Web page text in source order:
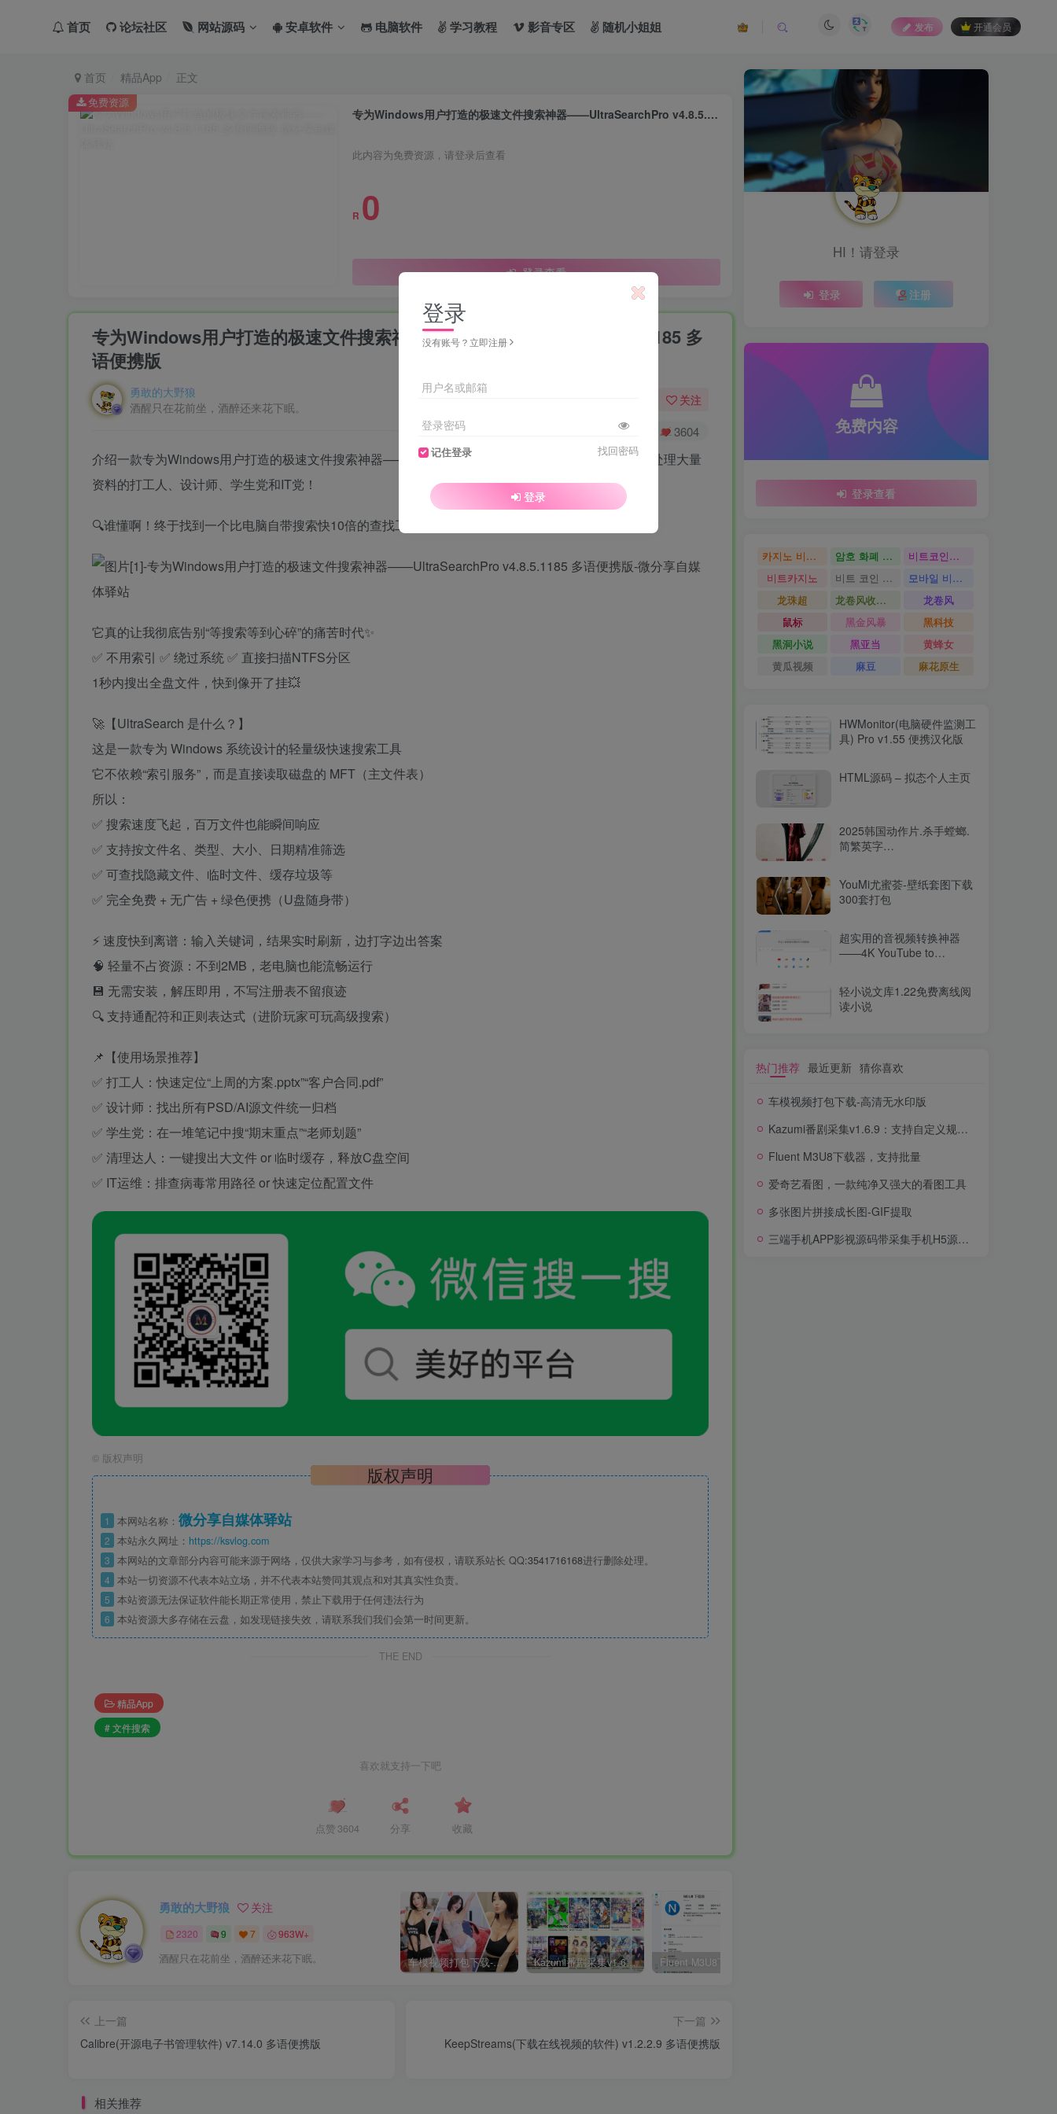
首页 论坛社区 网站源码 安卓软件 电脑软件 学习教程 影音专区 随机小姐姐 发布 开通会员
首页 精品App 正文
专为Windows用户打造的极速文件搜索神器——UltraSearchPro v4.8.5.1185 多语便携版
此内容为免费资源，请登录后查看
R 0
登录查看
免费资源
专为Windows用户打造的极速文件搜索神器——UltraSearchPro v4.8.5.1185 多
语便携版
勇敢的大野狼
酒醒只在花前坐，酒醉还来花下眠。
关注
8551 3604
介绍一款专为Windows用户打造的极速文件搜索神器——UltraSearch，适合经常找文件、清理磁盘、处理大量
资料的打工人、设计师、学生党和IT党！
🔍谁懂啊！终于找到一个比电脑自带搜索快10倍的查找工具了‼️
它真的让我彻底告别“等搜索等到心碎”的痛苦时代✨
✅ 不用索引 ✅ 绕过系统 ✅ 直接扫描NTFS分区
1秒内搜出全盘文件，快到像开了挂💥
🚀【UltraSearch 是什么？】
这是一款专为 Windows 系统设计的轻量级快速搜索工具
它不依赖“索引服务”，而是直接读取磁盘的 MFT（主文件表）
所以：
✅ 搜索速度飞起，百万文件也能瞬间响应
✅ 支持按文件名、类型、大小、日期精准筛选
✅ 可查找隐藏文件、临时文件、缓存垃圾等
✅ 完全免费 + 无广告 + 绿色便携（U盘随身带）
⚡ 速度快到离谱：输入关键词，结果实时刷新，边打字边出答案
🧠 轻量不占资源：不到2MB，老电脑也能流畅运行
💾 无需安装，解压即用，不写注册表不留痕迹
🔍 支持通配符和正则表达式（进阶玩家可玩高级搜索）
📌【使用场景推荐】
✅ 打工人：快速定位“上周的方案.pptx”“客户合同.pdf”
✅ 设计师：找出所有PSD/AI源文件统一归档
✅ 学生党：在一堆笔记中搜“期末重点”“老师划题”
✅ 清理达人：一键搜出大文件 or 临时缓存，释放C盘空间
✅ IT运维：排查病毒常用路径 or 快速定位配置文件
© 版权声明
版权声明
1 本网站名称： 微分享自媒体驿站
2 本站永久网址： https://ksvlog.com
3 本网站的文章部分内容可能来源于网络，仅供大家学习与参考，如有侵权，请联系站长 QQ:3541716168进行删除处理。
4 本站一切资源不代表本站立场，并不代表本站赞同其观点和对其真实性负责。
5 本站资源无法保证软件能长期正常使用，禁止下载用于任何违法行为
6 本站资源大多存储在云盘，如发现链接失效，请联系我们我们会第一时间更新。
THE END
精品App
# 文件搜索
喜欢就支持一下吧
点赞 3604 分享 收藏
勇敢的大野狼 关注
2320 9 7 963W+
酒醒只在花前坐，酒醉还来花下眠。 车模视频打包下载-高清无水印版 Kazumi番剧采集v1.6.9：支持自定义规则+在线观看+弹幕，跨平台下载
上一篇
Calibre(开源电子书管理软件) v7.14.0 多语便携版
下一篇
KeepStreams(下载在线视频的软件) v1.2.2.9 多语便携版
相关推荐
HI！请登录
登录 注册
免费内容
登录查看
카지노 비트코인 암호 화폐 카지노
비트코인카지노
비트카지노
비트 코인 온라인 카지노
모바일 비트 코인 카지노
龙珠超
龙卷风收音机
龙卷风
鼠标
黑金风暴
黑科技
黑洞小说
黑亚当
黄蜂女
黄瓜视频
麻豆 麻花原生
HWMonitor(电脑硬件监测工
具) Pro v1.55 便携汉化版
HTML源码 – 拟态个人主页
2025韩国动作片.杀手螳螂.
简繁英字
YouMi尤蜜荟-壁纸套图下载
300套打包
超实用的音视频转换神器
——4K YouTube to
轻小说文库1.22免费离线阅
读小说
热门推荐 最近更新 猜你喜欢
车模视频打包下载-高清无水印版
Kazumi番剧采集v1.6.9：支持自定义规则+在线观看+弹幕，跨平台下载
Fluent M3U8下载器，支持批量
爱奇艺看图，一款纯净又强大的看图工具
多张图片拼接成长图-GIF提取
三端手机APP影视源码带采集手机H5源码带VIP卡密功能
登录
没有账号？立即注册
用户名或邮箱
登录密码
记住登录 找回密码
登录